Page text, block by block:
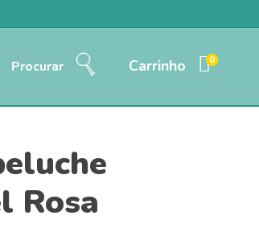
Procurar Carrinho 0
Rosa